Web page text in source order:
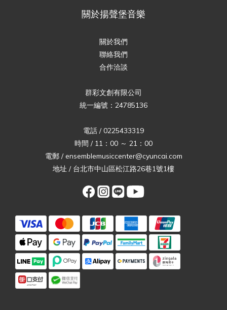
關於揚聲堡音樂
關於我們
聯絡我們
合作洽談
群彩文創有限公司
統一編號：24785136
電話 / 0225433319
時間 / 11：00 ～ 21：00
電郵 / ensemblemusiccenter@cyuncai.com
地址 / 台北市中山區松江路26巷1號1樓